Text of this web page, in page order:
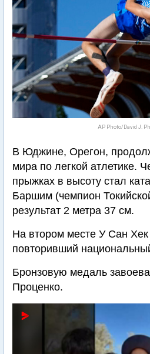
AP Photo/David J.
В Юджине, Орегон,
мира по легкой атлетике.
прыжках в высоту стал
Баршим (чемпион
результат 2 метра 37 см.
На втором месте У Сан
повторивший
Бронзовую медаль
Проценко.